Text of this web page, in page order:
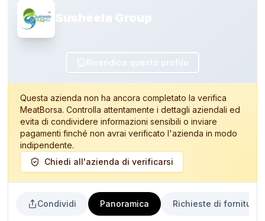
Susheela Group
Rivendica questo profilo
Questa azienda non ha ancora completato la verifica
MeatBorsa. Controlla attentamente i dettagli aziendali ed
evita di condividere informazioni sensibili o inviare
pagamenti finché non avrai verificato l'azienda in modo
indipendente.
Chiedi all'azienda di verificarsi
Condividi Panoramica Richieste di fornitura